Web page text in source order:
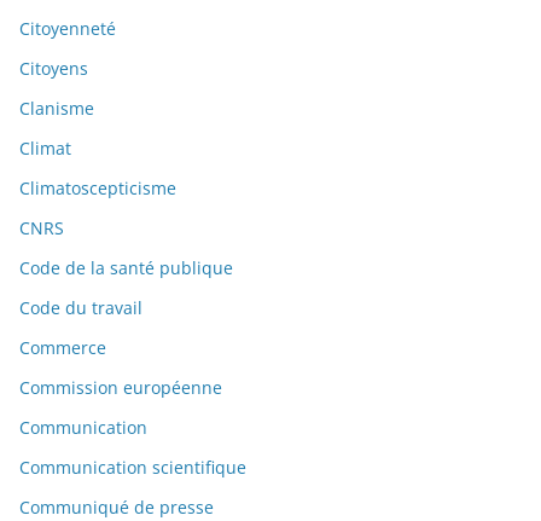
Citoyenneté
Citoyens
Clanisme
Climat
Climatoscepticisme
CNRS
Code de la santé publique
Code du travail
Commerce
Commission européenne
Communication
Communication scientifique
Communiqué de presse